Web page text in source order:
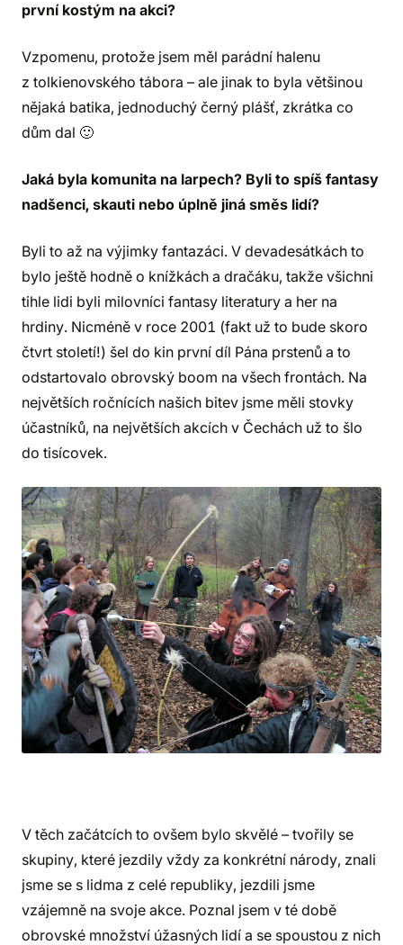
první kostým na akci?
Vzpomenu, protože jsem měl parádní halenu
z tolkienovského tábora – ale jinak to byla většinou
nějaká batika, jednoduchý černý plášť, zkrátka co
dům dal 🙂
Jaká byla komunita na larpech? Byli to spíš fantasy
nadšenci, skauti nebo úplně jiná směs lidí?
Byli to až na výjimky fantazáci. V devadesátkách to
bylo ještě hodně o knížkách a dračáku, takže všichni
tihle lidi byli milovníci fantasy literatury a her na
hrdiny. Nicméně v roce 2001 (fakt už to bude skoro
čtvrt století!) šel do kin první díl Pána prstenů a to
odstartovalo obrovský boom na všech frontách. Na
největších ročnících našich bitev jsme měli stovky
účastníků, na největších akcích v Čechách už to šlo
do tisícovek.
V těch začátcích to ovšem bylo skvělé – tvořily se
skupiny, které jezdily vždy za konkrétní národy, znali
jsme se s lidma z celé republiky, jezdili jsme
vzájemně na svoje akce. Poznal jsem v té době
obrovské množství úžasných lidí a se spoustou z nich